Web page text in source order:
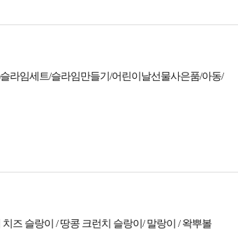
라임세트/슬라임만들기/어린이날선물사은품/아동/
치즈 슬랑이 / 땅콩 크런치 슬랑이/ 말랑이 / 왁뿌볼